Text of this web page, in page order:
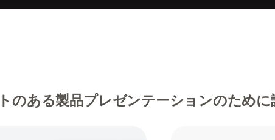
のある製品プレゼンテーションのために